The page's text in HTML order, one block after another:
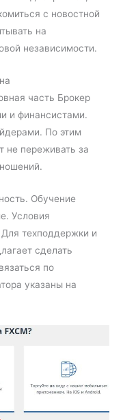
с новостной
на
независимости.
часть Брокер
и финансистами.
По этим
не переживать за
Обучение
Условия
техподдержки и
сделать
по
указаны на